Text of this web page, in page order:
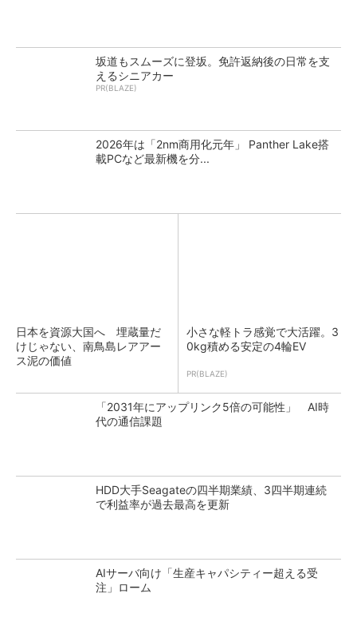
坂道もスムーズに登坂。免許返納後の日常を支
えるシニアカー
PR(BLAZE)
2026年は「2nm商用化元年」 Panther Lake搭
載PCなど最新機を分...
日本を資源大国へ 埋蔵量だ
けじゃない、南鳥島レアアー
ス泥の価値
小さな軽トラ感覚で大活躍。3
0kg積める安定の4輪EV
PR(BLAZE)
「2031年にアップリンク5倍の可能性」 AI時
代の通信課題
HDD大手Seagateの四半期業績、3四半期連続
で利益率が過去最高を更新
AIサーバ向け「生産キャパシティー超える受
注」ローム